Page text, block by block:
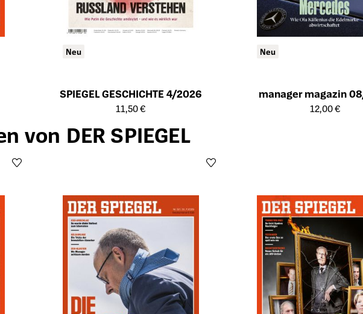
Neu
SPIEGEL GESCHICHTE 4/2026
Öffnet die Detailseite des Produkts
11,50 €
Neu
manager magazin
Öffnet die Detailseite des
12,00 €
von DER SPIEGEL